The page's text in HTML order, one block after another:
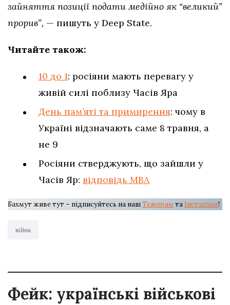
зайняття позиції подати медійно як “великий”
прорив”, — пишуть у Deep State.
Читайте також:
10 до 1: росіяни мають перевагу у
живій силі поблизу Часів Яра
День пам’яті та примирення: чому в
Україні відзначають саме 8 травня, а
не 9
Росіяни стверджують, що зайшли у
Часів Яр: відповідь МВА
Бахмут живе тут – підписуйтесь на нашТелеграм та Інстаграм!
війна
Фейк: українські військові